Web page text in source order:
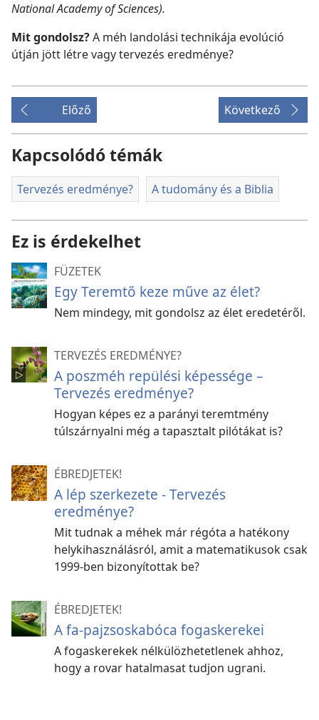
National Academy of Sciences).
Mit gondolsz?A méh landolási technikája evolúció
útján jött létre vagy tervezés eredménye?
Előző Következő
Kapcsolódó témák
Tervezés eredménye? A tudomány és a Biblia
Ez is érdekelhet
FÜZETEK
Egy Teremtő keze műve az élet?
Nem mindegy, mit gondolsz az élet eredetéről.
TERVEZÉS EREDMÉNYE?
A poszméh repülési képessége –
Tervezés eredménye?
Hogyan képes ez a parányi teremtmény
túlszárnyalni még a tapasztalt pilótákat is?
ÉBREDJETEK!
A lép szerkezete - Tervezés
eredménye?
Mit tudnak a méhek már régóta a hatékony
helykihasználásról, amit a matematikusok csak
1999-ben bizonyítottak be?
ÉBREDJETEK!
A fa-pajzsoskabóca fogaskerekei
A fogaskerekek nélkülözhetetlenek ahhoz,
hogy a rovar hatalmasat tudjon ugrani.